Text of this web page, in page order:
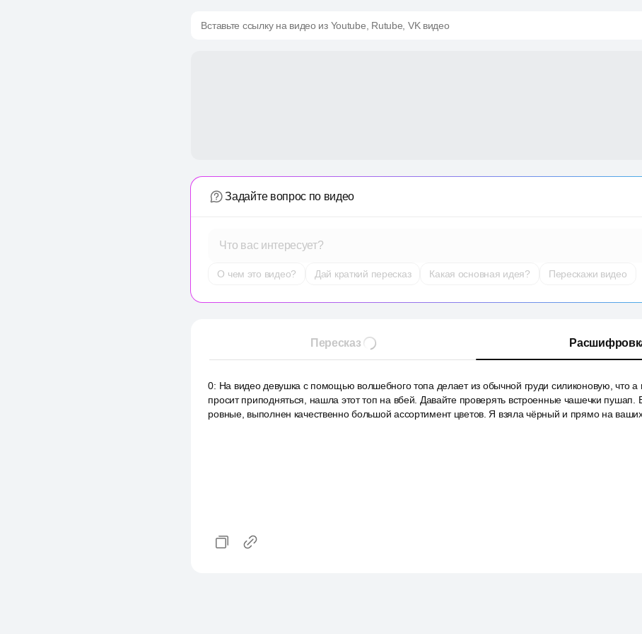
Вставьте ссылку на видео из Youtube, Rutube, VK видео
Задайте вопрос по видео
Что вас интересует?
О чем это видео? Дай краткий пересказ Какая основная идея? Перескажи видео
Пересказ
0: На видео девушка с помощью волшебного топа делает из обычной груди силиконовую, что
просит приподняться, нашла этот топ на вбей. Давайте проверять встроенные чашечки
ровные, выполнен качественно большой ассортимент цветов. Я взяла чёрный и прямо на ваших